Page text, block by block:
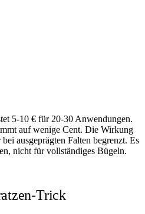
5-10 € für 20-30 Anwendungen.
auf wenige Cent. Die Wirkung
ausgeprägten Falten begrenzt. Es
nicht für vollständiges Bügeln.
Trick